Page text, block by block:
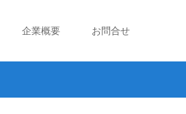
企業概要 お問合せ